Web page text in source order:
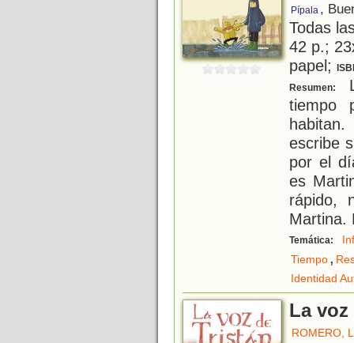
Pípala ,
Todas
42 p.;
papel;
Resumen:
tiempo
escribe
por el
es
rápido,
Martina.
Temática:
Tiempo,
Identidad
La
ROMERO,